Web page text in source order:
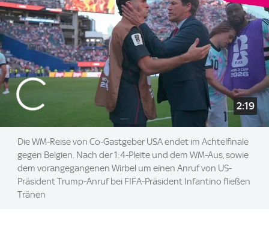
2:19
Die WM-Reise von Co-Gastgeber USA endet im Achtelfinale
gegen Belgien. Nach der 1:4-Pleite und dem WM-Aus, sowie
dem vorangegangenen Wirbel um einen Anruf von US-
Präsident Trump-Anruf bei FIFA-Präsident Infantino fließen
Tränen